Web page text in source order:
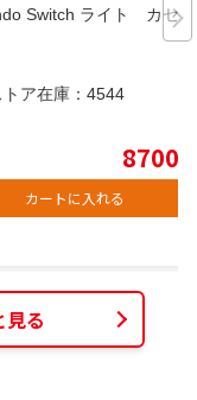
Switch ライト カセッ
ア在庫： 4544
8700
カートに入れる
見る